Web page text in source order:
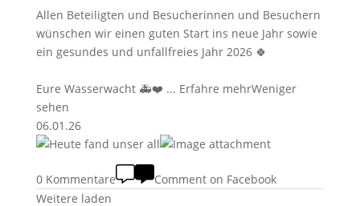
Allen Beteiligten und Besucherinnen und Besuchern
wünschen wir einen guten Start ins neue Jahr sowie
ein gesundes und unfallfreies Jahr 2026 🍀
Eure Wasserwacht 🚑❤️ ... Erfahre mehrWeniger
sehen
06.01.26
0 Kommentare
Comment on Facebook
Weitere laden